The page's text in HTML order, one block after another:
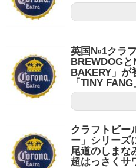
英国№1クラ
BREWDOG
BAKERY」が
「TINY
クラフトビー
ー」シリーズ
尾道のしまな
超はっさくサ